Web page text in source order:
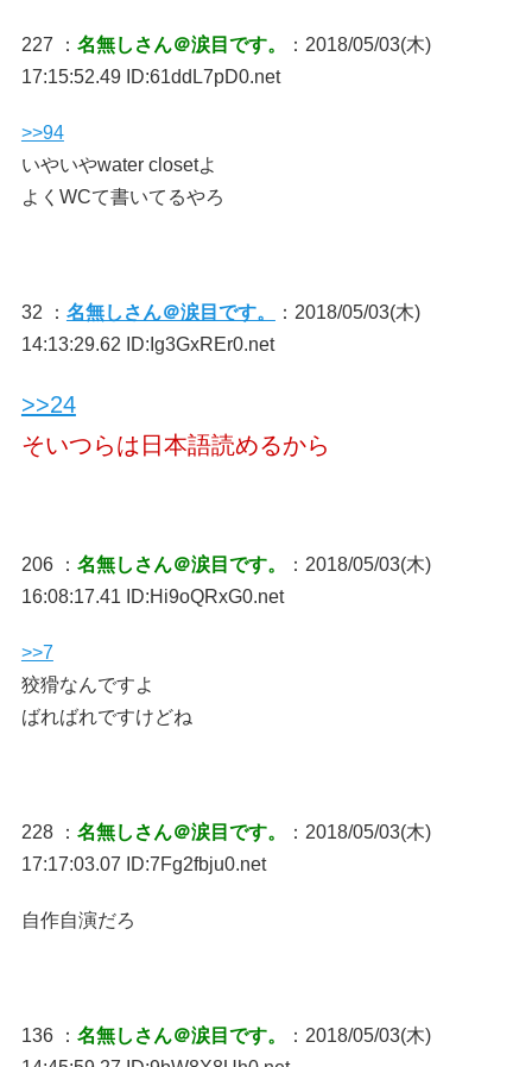
227 ： 名無しさん＠涙目です。
：2018/05/03(木)
17:15:52.49 ID:61ddL7pD0.net
>>94
いやいやwater closetよ
よくWCて書いてるやろ
32 ： 名無しさん＠涙目です。
：2018/05/03(木)
14:13:29.62 ID:Ig3GxREr0.net
>>24
そいつらは日本語読めるから
206 ： 名無しさん＠涙目です。
：2018/05/03(木)
16:08:17.41 ID:Hi9oQRxG0.net
>>7
狡猾なんですよ
ばればれですけどね
228 ： 名無しさん＠涙目です。
：2018/05/03(木)
17:17:03.07 ID:7Fg2fbju0.net
自作自演だろ
136 ： 名無しさん＠涙目です。
：2018/05/03(木)